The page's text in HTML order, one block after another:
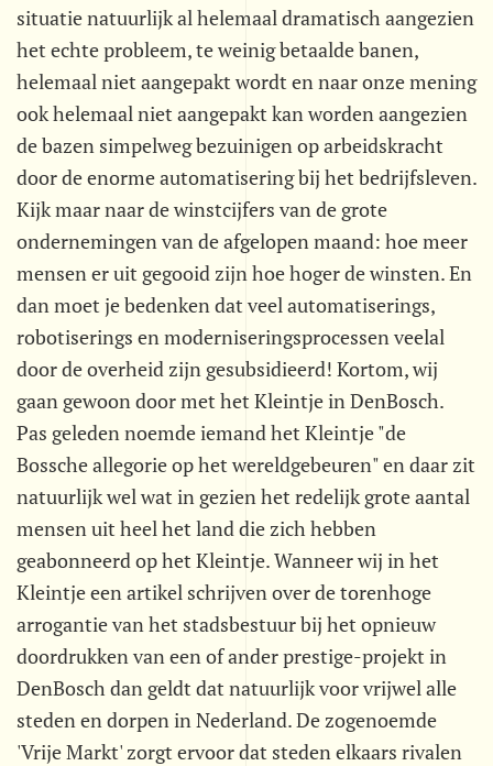
situatie natuurlijk al helemaal dramatisch aangezien
het echte probleem, te weinig betaalde banen,
helemaal niet aangepakt wordt en naar onze mening
ook helemaal niet aangepakt kan worden aangezien
de bazen simpelweg bezuinigen op arbeidskracht
door de enorme automatisering bij het bedrijfsleven.
Kijk maar naar de winstcijfers van de grote
ondernemingen van de afgelopen maand: hoe meer
mensen er uit gegooid zijn hoe hoger de winsten. En
dan moet je bedenken dat veel automatiserings,
robotiserings en moderniseringsprocessen veelal
door de overheid zijn gesubsidieerd! Kortom, wij
gaan gewoon door met het Kleintje in DenBosch.
Pas geleden noemde iemand het Kleintje "de
Bossche allegorie op het wereldgebeuren" en daar zit
natuurlijk wel wat in gezien het redelijk grote aantal
mensen uit heel het land die zich hebben
geabonneerd op het Kleintje. Wanneer wij in het
Kleintje een artikel schrijven over de torenhoge
arrogantie van het stadsbestuur bij het opnieuw
doordrukken van een of ander prestige-projekt in
DenBosch dan geldt dat natuurlijk voor vrijwel alle
steden en dorpen in Nederland. De zogenoemde
'Vrije Markt' zorgt ervoor dat steden elkaars rivalen